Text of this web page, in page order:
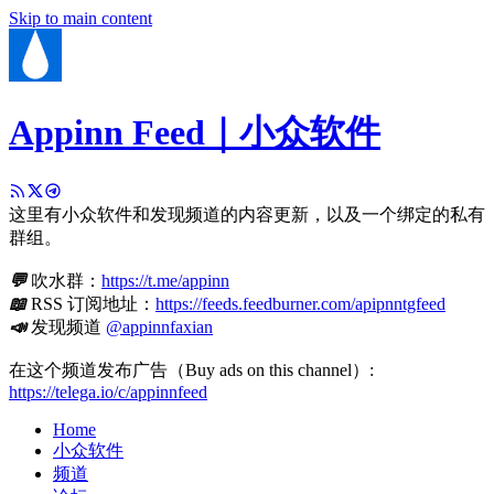
Skip to main content
Appinn Feed｜小众软件
这里有小众软件和发现频道的内容更新，以及一个绑定的私有
群组。
💬吹水群： https://t.me/appinn
📖RSS 订阅地址： https://feeds.feedburner.com/apipnntgfeed
📣发现频道 @appinnfaxian
在这个频道发布广告（Buy ads on this channel）:
https://telega.io/c/appinnfeed
Home
小众软件
频道